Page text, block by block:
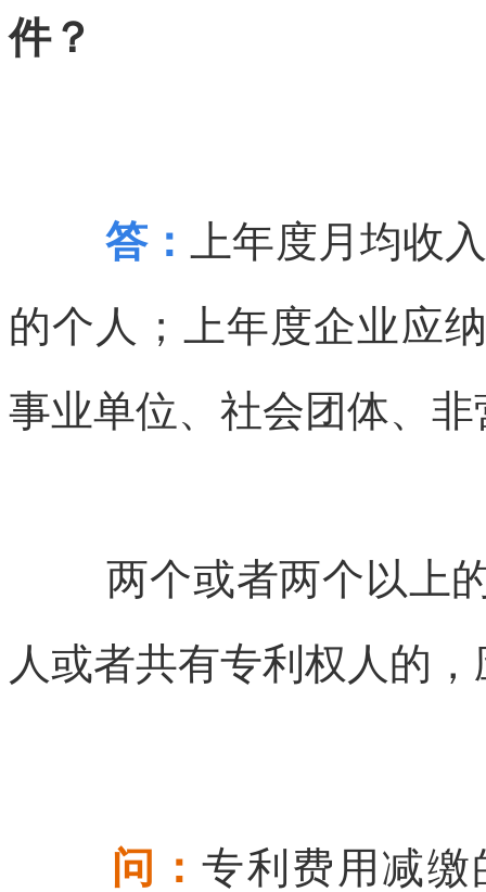
件？
答：
上年度月均收
的个人；上年度企业应
事业单位、社会团体、
两个或者两个以上
人或者共有专利权人的
问：专利费用减